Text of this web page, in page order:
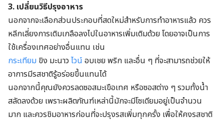
3. เปลี่ยนวิธีปรุงอาหาร
นอกจากจะเลือกส่วนประกอบที่สดใหม่สำหรับการทำอาหารแล้ว ควร
หลีกเลี่ยงการเติมเกลือลงไปในอาหารเพิ่มเติมด้วยโดยอาจเป็นการ
ใช้เครื่องเทศอย่างอื่นแทน เช่น
กระเทียม ขิง มะนาว ไวน์ อบเชยพริก และอื่น ๆ ที่จะสามารถช่วยให้
อาการมีรสชาติรู้อร่อยขึ้นแทนได้
นอกจากนี้คุณยังควรลดซอสมะเขือเทศ หรือซอสต่าง ๆ รวมทั้งน้ำ
สลัดลงด้วย เพราะผลิตภัณฑ์เหล่านี้มักจะมีโซเดียมอยู่เป็นจำนวน
มาก และควรชิมอาหารก่อนที่จะปรุงรสเพิ่มทุกครั้ง เพื่อให้คงรสชาติ